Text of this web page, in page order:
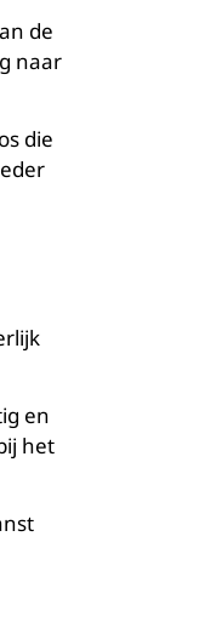
de
naar
die
en
het